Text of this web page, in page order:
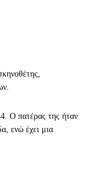
Ο πατέρας της ήταν
ενώ έχει μια